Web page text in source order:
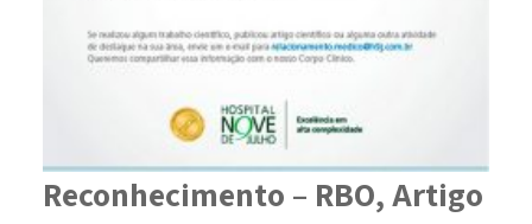
Reconhecimento – RBO, Artigo